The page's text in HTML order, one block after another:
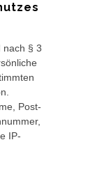
nach § 3
Post-
IP-